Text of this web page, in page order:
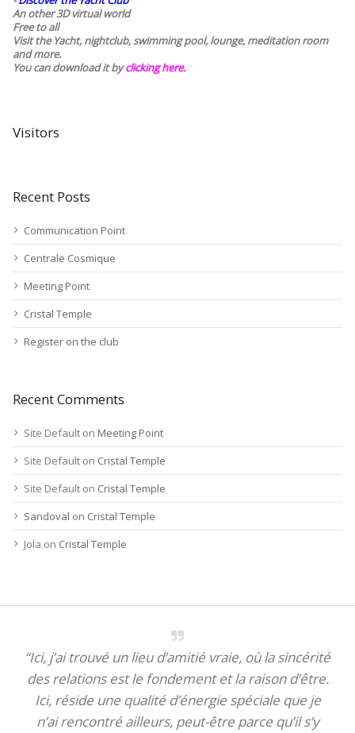
An other 3D virtual world
Free to all
Visit the Yacht, nightclub, swimming pool, lounge, meditation room
and more.
You can download it byclicking here.
Visitors
Recent Posts
Communication Point
Centrale Cosmique
Meeting Point
Cristal Temple
Register on the club
Recent Comments
Site Default on Meeting Point
Site Default on Cristal Temple
Site Default on Cristal Temple
Sandoval on Cristal Temple
Jola on Cristal Temple
“Ici, j’ai trouvé un lieu d’amitié vraie, où la sincérité
des relations est le fondement et la raison d’être.
Ici, réside une qualité d’énergie spéciale que je
n’ai rencontré ailleurs, peut-être parce qu’il s’y